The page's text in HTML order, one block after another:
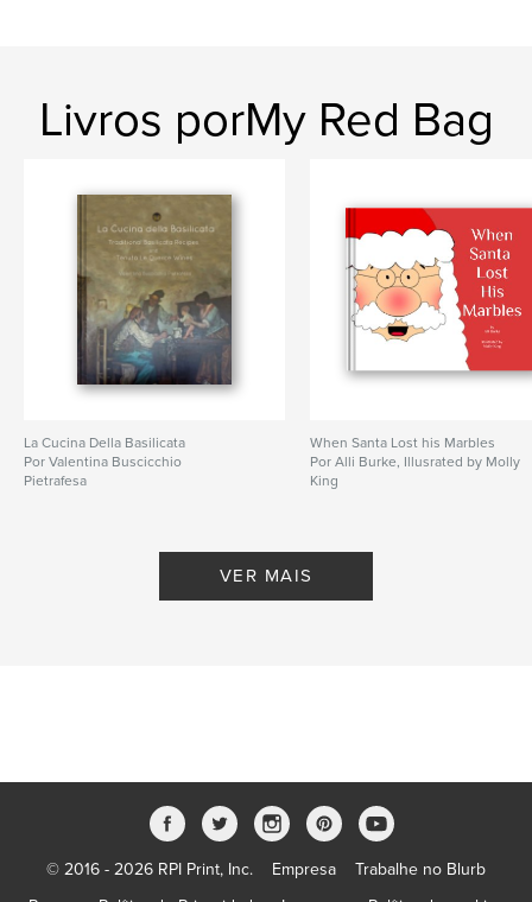
Livros porMy Red Bag
La Cucina Della Basilicata
Por Valentina Buscicchio
Pietrafesa
When Santa Lost his Marbles
Por Alli Burke, Illusrated by Molly
King
VER MAIS
© 2016 - 2026 RPI Print, Inc. Empresa
Trabalhe no Blurb